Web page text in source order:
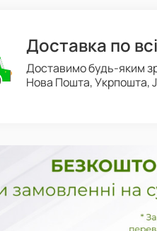
Доставка по
Доставимо будь-яким
Нова Пошта, Укрпошта,